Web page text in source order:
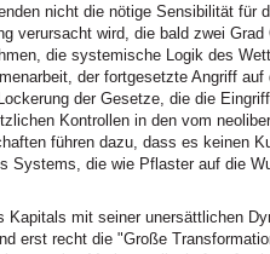
nicht die nötige Sensibilität für
verursacht wird, die bald zwei
die systemische Logik des
der fortgesetzte Angriff auf
der Gesetze, die die
Kontrollen in den vom
führen dazu, dass es keinen
Systems, die wie Pflaster auf die
Kapitals mit seiner unersättlichen
erst recht die "Große